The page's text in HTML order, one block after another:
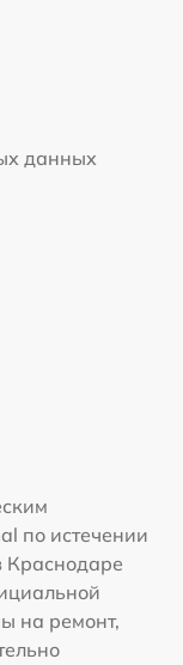
данных
по истечении
Краснодаре
на ремонт,